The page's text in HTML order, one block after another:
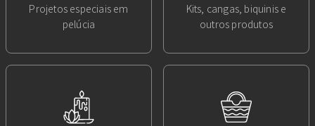
Projetos especiais em
pelúcia
Kits, cangas, biquinis e
outros produtos